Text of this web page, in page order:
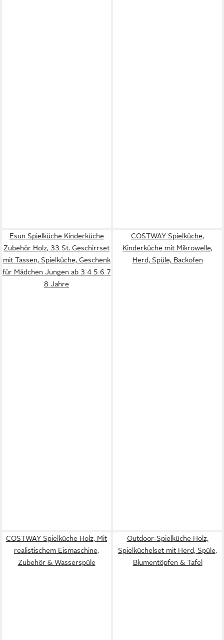
Esun Spielküche Kinderküche
Zubehör Holz, 33 St. Geschirrset
mit Tassen, Spielküche, Geschenk
für Mädchen Jungen ab 3 4 5 6 7
8 Jahre
COSTWAY Spielküche,
Kinderküche mit Mikrowelle,
Herd, Spüle, Backofen
COSTWAY Spielküche Holz, Mit
realistischem Eismaschine,
Zubehör & Wasserspüle
Outdoor-Spielküche Holz,
Spielküchelset mit Herd, Spüle,
Blumentöpfen & Tafel